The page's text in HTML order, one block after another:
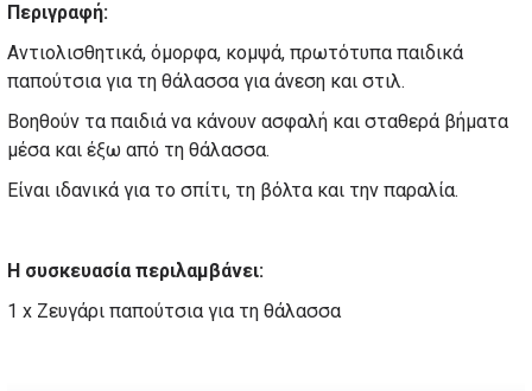
Περιγραφή:
Αντιολισθητικά, όμορφα, κομψά, πρωτότυπα παιδικά
παπούτσια για τη θάλασσα για άνεση και στιλ.
Βοηθούν τα παιδιά να κάνουν ασφαλή και σταθερά βήματα
μέσα και έξω από τη θάλασσα.
Είναι ιδανικά για το σπίτι, τη βόλτα και την παραλία.
Η συσκευασία περιλαμβάνει:
1 x Ζευγάρι παπούτσια για τη θάλασσα